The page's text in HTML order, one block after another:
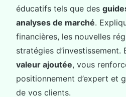
éducatifs tels que des
analyses de marché.
financières, les nouvelles
stratégies
valeur ajoutée, vous
positionnement d’expert et
de vos clients.